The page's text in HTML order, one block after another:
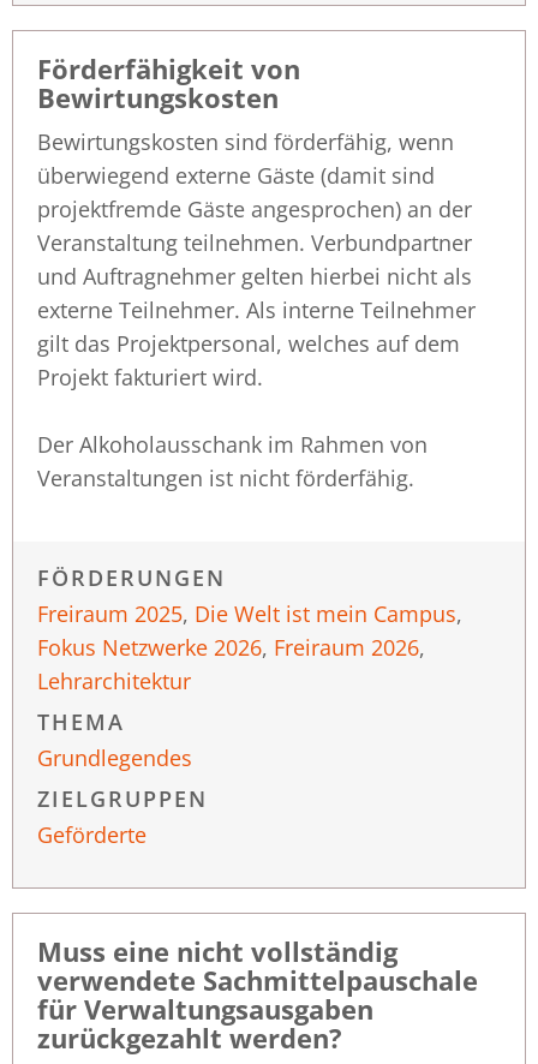
Förderfähigkeit von
Bewirtungskosten
Bewirtungskosten sind förderfähig, wenn
überwiegend externe Gäste (damit sind
projektfremde Gäste angesprochen) an der
Veranstaltung teilnehmen. Verbundpartner
und Auftragnehmer gelten hierbei nicht als
externe Teilnehmer. Als interne Teilnehmer
gilt das Projektpersonal, welches auf dem
Projekt fakturiert wird.
Der Alkoholausschank im Rahmen von
Veranstaltungen ist nicht förderfähig.
FÖRDERUNGEN
Freiraum 2025, Die Welt ist mein Campus,
Fokus Netzwerke 2026, Freiraum 2026,
Lehrarchitektur
THEMA
Grundlegendes
ZIELGRUPPEN
Geförderte
Muss eine nicht vollständig
verwendete Sachmittelpauschale
für Verwaltungsausgaben
zurückgezahlt werden?